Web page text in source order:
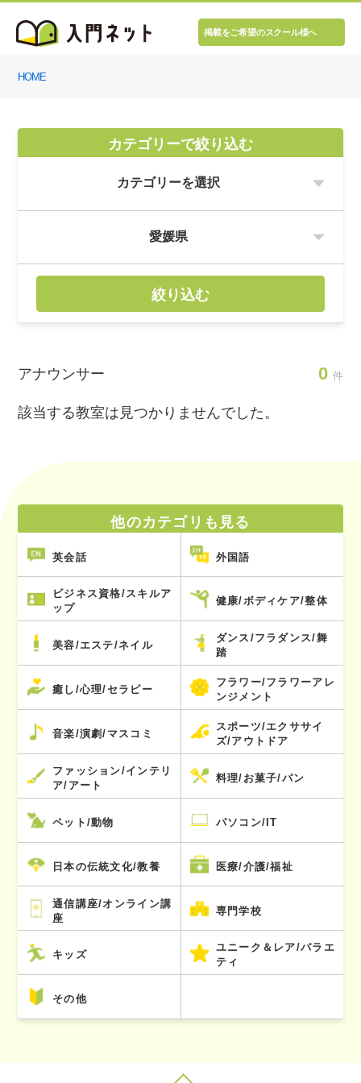
掲載をご希望のスクール様へ
HOME
カテゴリーで絞り込む
絞り込む
アナウンサー 0 件
該当する教室は見つかりませんでした。
他のカテゴリも見る
英会話 外国語
ビジネス資格/スキルア
ップ
健康/ボディケア/整体
美容/エステ/ネイル
ダンス/フラダンス/舞
踏
癒し/心理/セラピー
フラワー/フラワーアレ
ンジメント
音楽/演劇/マスコミ
スポーツ/エクササイ
ズ/アウトドア
ファッション/インテリ
ア/アート
料理/お菓子/パン
ペット/動物 パソコン/IT
日本の伝統文化/教養 医療/介護/福祉
通信講座/オンライン講
座
専門学校
キッズ
ユニーク＆レア/バラエ
ティ
その他